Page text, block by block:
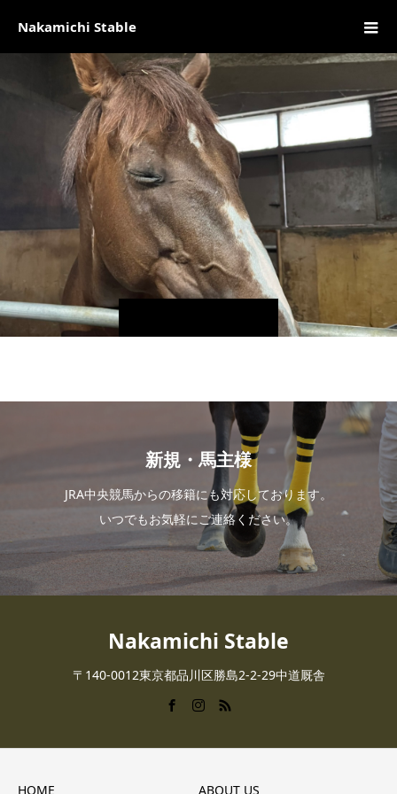
Nakamichi Stable
新規・馬主様
JRA中央競馬からの移籍にも対応しております。
いつでもお気軽にご連絡ください。
Nakamichi Stable
〒140-0012東京都品川区勝島2-2-29中道厩舎
HOME ABOUT US